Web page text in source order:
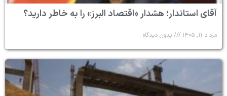
آقای استاندار؛ هشدار «اقتصاد البرز» را به خاطر دارید؟
مرداد ۱۱, ۱۴۰۵ بدون دیدگاه